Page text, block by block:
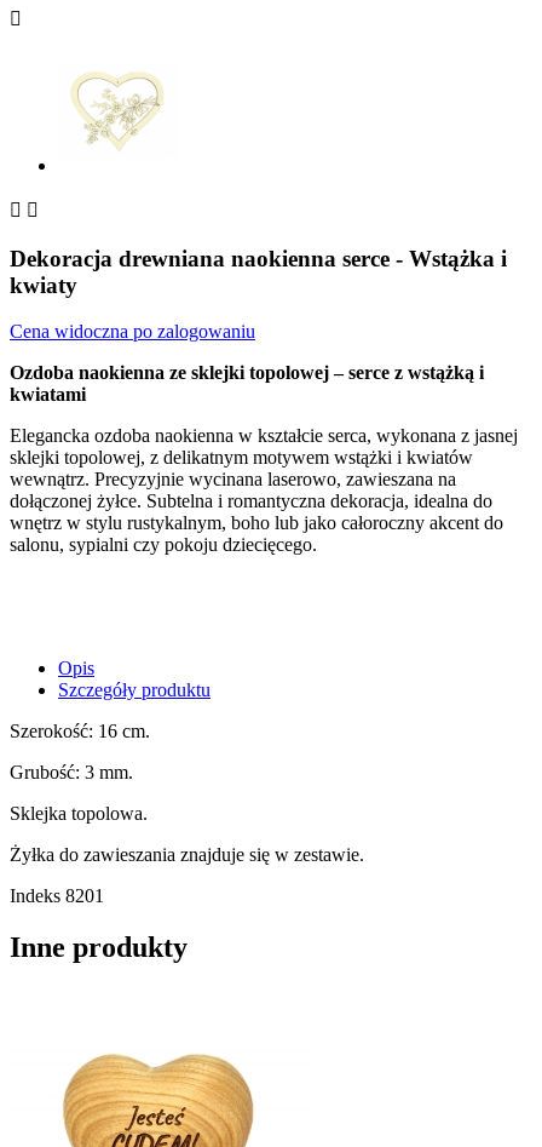

 
Dekoracja drewniana naokienna serce - Wstążka i
kwiaty
Cena widoczna po zalogowaniu
Ozdoba naokienna ze sklejki topolowej – serce z wstążką i
kwiatami
Elegancka ozdoba naokienna w kształcie serca, wykonana z jasnej
sklejki topolowej, z delikatnym motywem wstążki i kwiatów
wewnątrz. Precyzyjnie wycinana laserowo, zawieszana na
dołączonej żyłce. Subtelna i romantyczna dekoracja, idealna do
wnętrz w stylu rustykalnym, boho lub jako całoroczny akcent do
salonu, sypialni czy pokoju dziecięcego.
Opis
Szczegóły produktu
Szerokość: 16 cm.
Grubość: 3 mm.
Sklejka topolowa.
Żyłka do zawieszania znajduje się w zestawie.
Indeks 8201
Inne produkty